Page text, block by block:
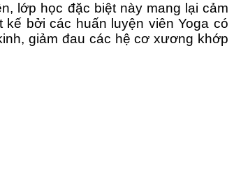
lớp học đặc biệt này mang lại cảm
bởi các huấn luyện viên Yoga có
giảm đau các hệ cơ xương khớp